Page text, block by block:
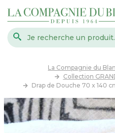
La Compagnie du
Collection
Drap de Douche 70 x 140